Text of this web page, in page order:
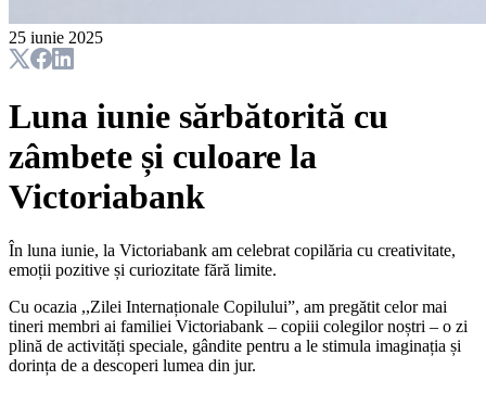
25 iunie 2025
Luna iunie sărbătorită cu
zâmbete și culoare la
Victoriabank
În luna iunie, la Victoriabank am celebrat copilăria cu creativitate,
emoții pozitive și curiozitate fără limite.
Cu ocazia ,,Zilei Internaționale Copilului”, am pregătit celor mai
tineri membri ai familiei Victoriabank – copiii colegilor noștri – o zi
plină de activități speciale, gândite pentru a le stimula imaginația și
dorința de a descoperi lumea din jur.